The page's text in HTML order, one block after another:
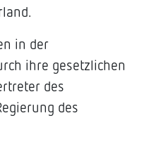
in der
ihre gesetzlichen
des
des